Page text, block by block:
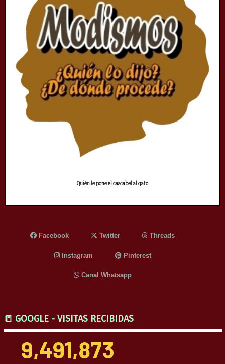
Quién le pone el cascabel al gato
Facebook Twitter Threads
Instagram Pinterest
Canal Whatsapp
📒 GOOGLE - VISITAS RECIBIDAS
9,491,873